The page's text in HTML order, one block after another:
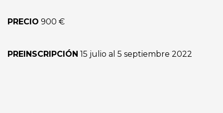
PRECIO 900 €
PREINSCRIPCIÓN 15 julio al 5 septiembre 2022